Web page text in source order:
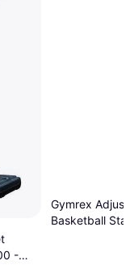
-
Gymrex
Basketball